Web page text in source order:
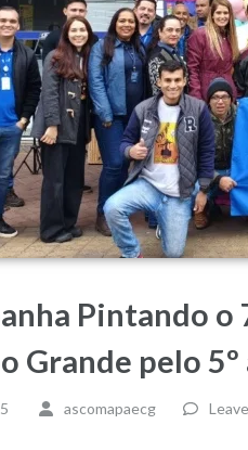
Pintando o
Grande pelo 5º
ascomapaecg